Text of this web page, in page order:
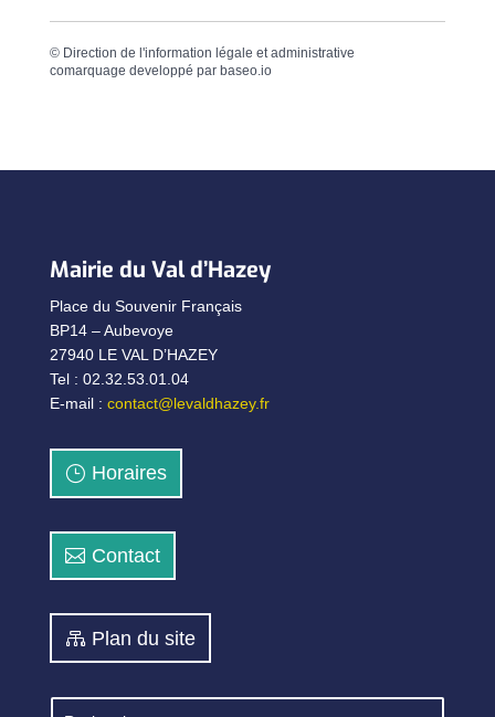
© Direction de l'information légale et administrative
comarquage developpé par baseo.io
Mairie du Val d’Hazey
Place du Souvenir Français
BP14 – Aubevoye
27940 LE VAL D’HAZEY
Tel : 02.32.53.01.04
E-mail : contact@levaldhazey.fr
Horaires
Contact
Plan du site